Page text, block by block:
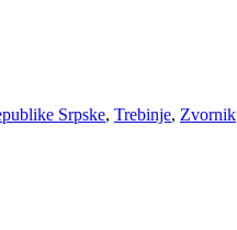
Srpske, Trebinje, Zvornik